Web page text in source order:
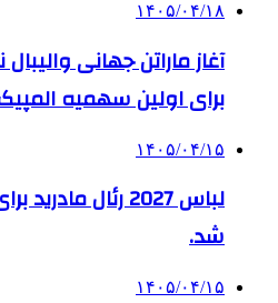
۱۴۰۵/۰۴/۱۸
آغاز ماراتن جهانی
برای اولین سهمیه
۱۴۰۵/۰۴/۱۵
لباس 2027 رئال
شد.
۱۴۰۵/۰۴/۱۵